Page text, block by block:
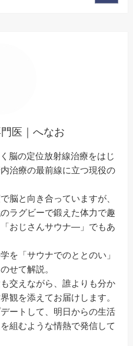
医｜へなお
脳の定位放射線治療をはじ
治療の最前線に立つ現役の
脳と向き合っていますが、
ラグビーで鍛えた体力で趣
おじさんサウナ―」でもあ
を「サウナでのととのい」
せて解説。
交えながら、誰よりも分か
観を添えてお届けします。
ートして、明日からの生活
組むような情熱で発信して